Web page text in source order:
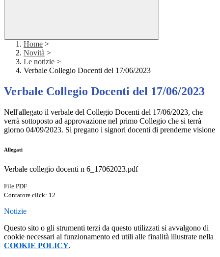
Home >
Novità >
Le notizie >
Verbale Collegio Docenti del 17/06/2023
Verbale Collegio Docenti del 17/06/2023
Nell'allegato il verbale del Collegio Docenti del 17/06/2023, che
verrà sottoposto ad approvazione nel primo Collegio che si terrà
giorno 04/09/2023. Si pregano i signori docenti di prenderne visione
Allegati
Verbale collegio docenti n 6_17062023.pdf
File PDF
Contatore click: 12
Notizie
Questo sito o gli strumenti terzi da questo utilizzati si avvalgono di
cookie necessari al funzionamento ed utili alle finalità illustrate nella
COOKIE POLICY.